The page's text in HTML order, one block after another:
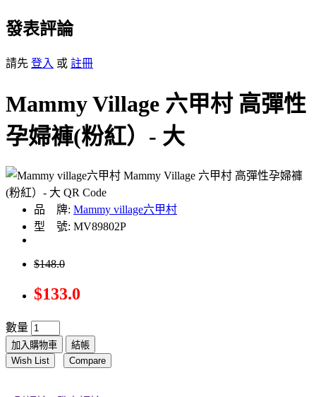
發表評論
請先 登入 或 註冊
Mammy Village 六甲村 高彈性
孕婦褲(粉紅）- 大
品 牌: Mammy village六甲村
型 號: MV89802P
$148.0
$133.0
數量
加入購物車
結帳
Wish List
Compare